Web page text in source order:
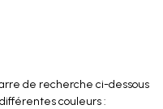
de recherche ci-dessous
couleurs :